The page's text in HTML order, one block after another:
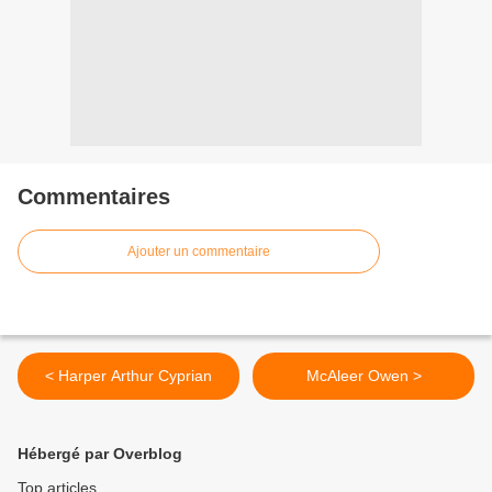
Commentaires
Ajouter un commentaire
< Harper Arthur Cyprian McAleer Owen >
Hébergé par Overblog
Top articles